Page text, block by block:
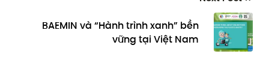
BAEMIN và “Hành trình xanh” bền
vững tại Việt Nam